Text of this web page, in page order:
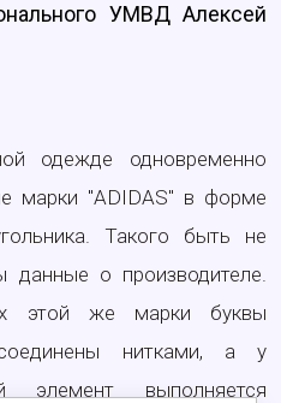
УМВД Алексей
одежде одновременно
марки "ADIDAS" в форме
Такого быть не
о производителе.
этой же марки буквы
нитками, а у
элемент выполняется